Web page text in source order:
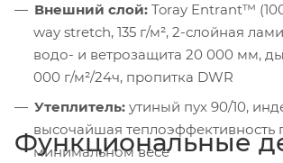
Внешний слой: Toray Entrant™
way stretch, 135 г/м², 2-слойная
водо- и ветрозащита 20 000 мм,
000 г/м²/24ч, пропитка DWR
Утеплитель: утиный пух 90/10,
высочайшая теплоэффективность
минимальном весе
Функциональные